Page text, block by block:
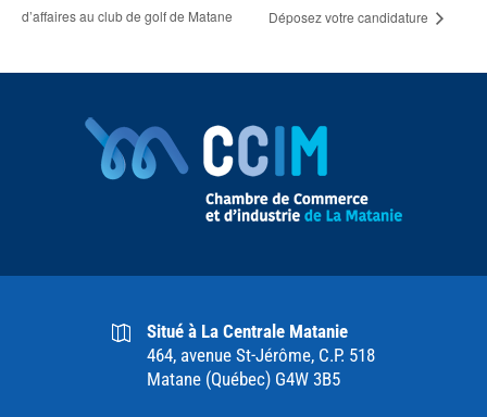
d’affaires au club de golf de Matane
Déposez votre candidature
Situé à La Centrale Matanie
464, avenue St-Jérôme, C.P. 518
Matane (Québec) G4W 3B5